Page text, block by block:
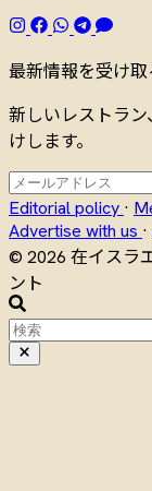
最新情報を受け取
新しいレストラ
けします。
Editorial policy ·
Advertise with us ·
© 2026 在イスラ
ント